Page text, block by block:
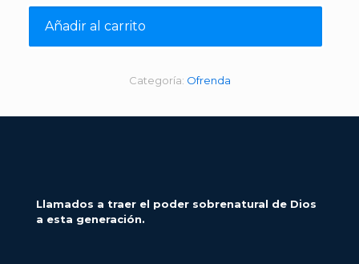
Añadir al carrito
Categoría: Ofrenda
Llamados a traer el poder sobrenatural de Dios
a esta generación.